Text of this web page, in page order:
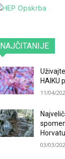
NAJČITANIJE
HAIKU
11/04/
Horvatu
03/03/